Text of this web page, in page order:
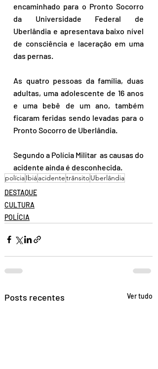
encaminhado para o Pronto Socorro
da Universidade Federal de
Uberlândia e apresentava baixo nível
de consciência e laceração em uma
das pernas.
As quatro pessoas da família, duas
adultas, uma adolescente de 16 anos
e uma bebê de um ano, também
ficaram feridas sendo levadas para o
Pronto Socorro de Uberlândia.
Segundo a Polícia Militar  as causas do
acidente ainda é desconhecida.
políciaIbiáacidentetrânsitoUberlândia
DESTAQUE
CULTURA
POLÍCIA
Posts recentes Ver tudo